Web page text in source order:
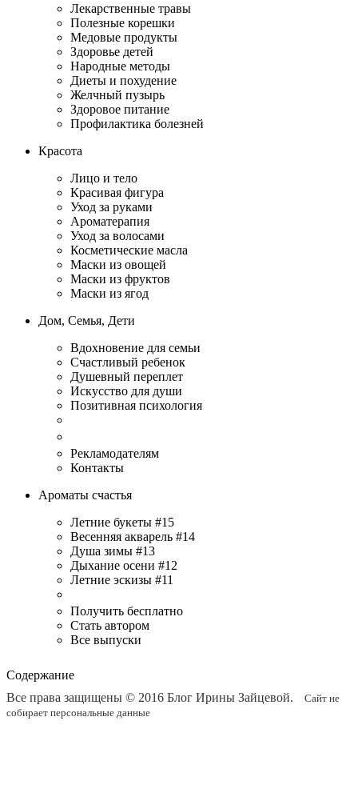
Лекарственные травы
Полезные корешки
Медовые продукты
Здоровье детей
Народные методы
Диеты и похудение
Желчный пузырь
Здоровое питание
Профилактика болезней
Красота
Лицо и тело
Красивая фигура
Уход за руками
Ароматерапия
Уход за волосами
Косметические масла
Маски из овощей
Маски из фруктов
Маски из ягод
Дом, Семья, Дети
Вдохновение для семьи
Счастливый ребенок
Душевный переплет
Искусство для души
Позитивная психология
Рекламодателям
Контакты
Ароматы счастья
Летние букеты #15
Весенняя акварель #14
Душа зимы #13
Дыхание осени #12
Летние эскизы #11
Получить бесплатно
Стать автором
Все выпуски
Содержание
Все права защищены © 2016 Блог Ирины Зайцевой.
Сайт не
собирает персональные данные